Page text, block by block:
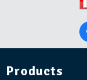
Products